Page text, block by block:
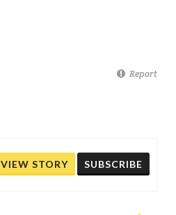
Report
VIEW STORY SUBSCRIBE